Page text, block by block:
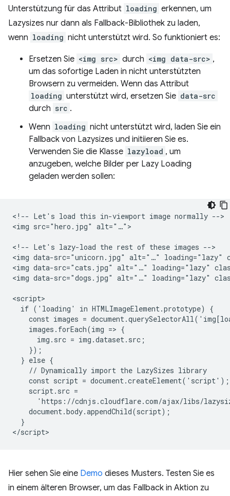
Unterstützung für das Attribut loading erkennen, um
Lazysizes nur dann als Fallback-Bibliothek zu laden,
wenn loading nicht unterstützt wird. So funktioniert es:
Ersetzen Sie <img src> durch <img data-src> ,
um das sofortige Laden in nicht unterstützten
Browsern zu vermeiden. Wenn das Attribut
loading unterstützt wird, ersetzen Sie data-src
durch src .
Wenn loading nicht unterstützt wird, laden Sie ein
Fallback von Lazysizes und initiieren Sie es.
Verwenden Sie die Klasse lazyload , um
anzugeben, welche Bilder per Lazy Loading
geladen werden sollen:
<!-- Let's load this in-viewport image normally -->
<img src="hero.jpg" alt="…">
<!-- Let's lazy-load the rest of these images -->
<img data-src="unicorn.jpg" alt="…" loading="lazy"
<img data-src="cats.jpg" alt="…" loading="lazy"
<img data-src="dogs.jpg" alt="…" loading="lazy"
<script>
  if ('loading' in HTMLImageElement.prototype) {
const images =
    images.forEach(img => {
      img.src = img.dataset.src;
    });
  } else {
    // Dynamically import the LazySizes library
    const script = document.createElement('script');
    script.src =
'https://cdnjs.cloudflare.com/ajax/libs/
    document.body.appendChild(script);
  }
Hier sehen Sie eine Demo dieses Musters. Testen Sie es
in einem älteren Browser, um das Fallback in Aktion zu